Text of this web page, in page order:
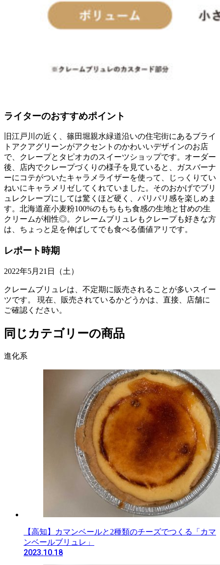
ライターのおすすめポイント
旧江戸川の近く、篠田堀親水緑道沿いの住宅街にあるブライ
トアクアグリーンがアクセントのかわいいデザインのお店
で、クレープとタピオカのスイーツショップです。オーダー
後、店内でクレープづくりの様子を見ていると、ガスバーナ
ーにコテがついたキャラメライザーを使って、じっくりてい
ねいにキャラメリゼしてくれていました。そのおかげでブリ
ュレクレープにしては驚くほど硬く、パリパリ感を楽しめま
す。北海道産小麦粉100%のもちもち食感の生地と甘めの生
クリームが相性◎。クレームブリュレもクレープも好きな方
は、ちょっと足を伸ばしてでも食べる価値アリです。
レポート時期
2022年5月21日（土）
クレームブリュレは、不定期に販売されることが多いスイー
ツです。 現在、販売されているかどうかは、直接、店舗に
ご確認ください。
同じカテゴリーの商品
進化系
【高知】カマンベールと2種類のチーズでつくる「カマ
ンベールブリュレ」
2023.10.18